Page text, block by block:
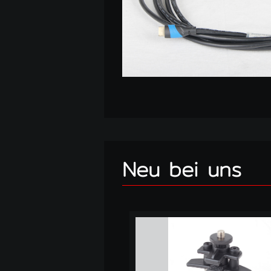
Neu bei uns